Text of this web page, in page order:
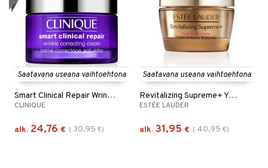
Saatavana useana vaihtoehtona
Smart Clinical Repair Wrinkle Cream
CLINIQUE
alk. 24,76 € ( 30,95 €)
Saatavana useana vaihtoehtona
Revitalizing Supreme+ Youth Power Cream
ESTÉE LAUDER
alk. 31,95 € ( 40,95 €)